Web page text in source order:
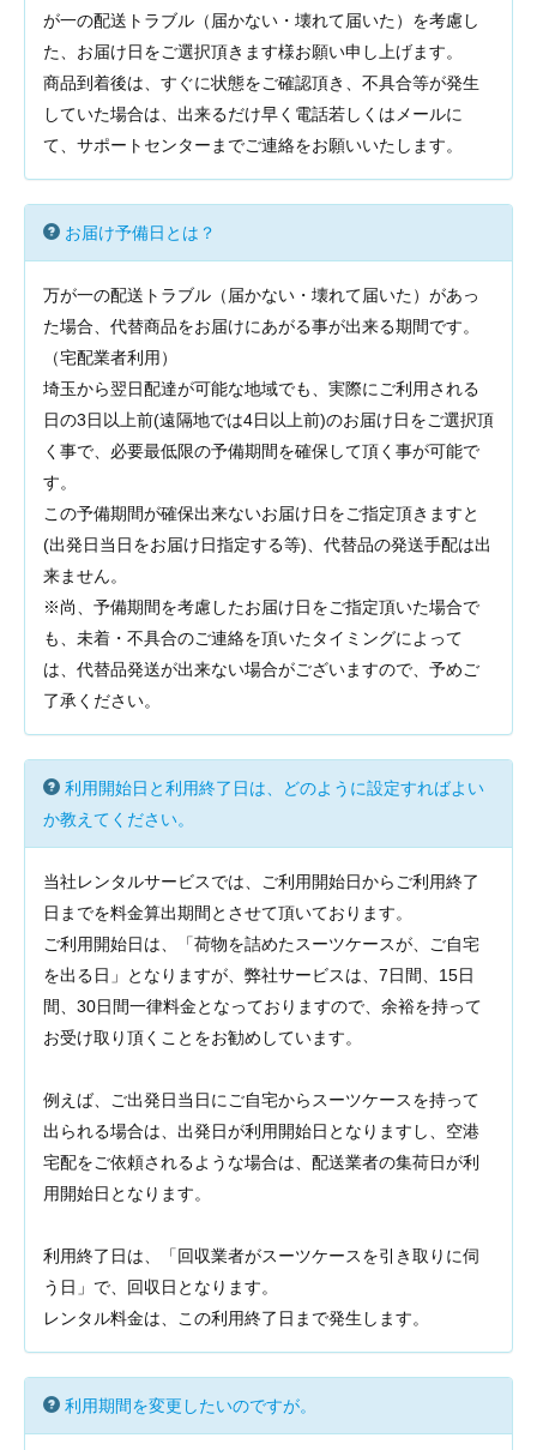
が一の配送トラブル（届かない・壊れて届いた）を考慮し
た、お届け日をご選択頂きます様お願い申し上げます。
商品到着後は、すぐに状態をご確認頂き、不具合等が発生
していた場合は、出来るだけ早く電話若しくはメールに
て、サポートセンターまでご連絡をお願いいたします。
お届け予備日とは？
万が一の配送トラブル（届かない・壊れて届いた）があっ
た場合、代替商品をお届けにあがる事が出来る期間です。
（宅配業者利用）
埼玉から翌日配達が可能な地域でも、実際にご利用される
日の3日以上前(遠隔地では4日以上前)のお届け日をご選択頂
く事で、必要最低限の予備期間を確保して頂く事が可能で
す。
この予備期間が確保出来ないお届け日をご指定頂きますと
(出発日当日をお届け日指定する等)、代替品の発送手配は出
来ません。
※尚、予備期間を考慮したお届け日をご指定頂いた場合で
も、未着・不具合のご連絡を頂いたタイミングによって
は、代替品発送が出来ない場合がございますので、予めご
了承ください。
利用開始日と利用終了日は、どのように設定すればよい
か教えてください。
当社レンタルサービスでは、ご利用開始日からご利用終了
日までを料金算出期間とさせて頂いております。
ご利用開始日は、「荷物を詰めたスーツケースが、ご自宅
を出る日」となりますが、弊社サービスは、7日間、15日
間、30日間一律料金となっておりますので、余裕を持って
お受け取り頂くことをお勧めしています。
例えば、ご出発日当日にご自宅からスーツケースを持って
出られる場合は、出発日が利用開始日となりますし、空港
宅配をご依頼されるような場合は、配送業者の集荷日が利
用開始日となります。
利用終了日は、「回収業者がスーツケースを引き取りに伺
う日」で、回収日となります。
レンタル料金は、この利用終了日まで発生します。
利用期間を変更したいのですが。